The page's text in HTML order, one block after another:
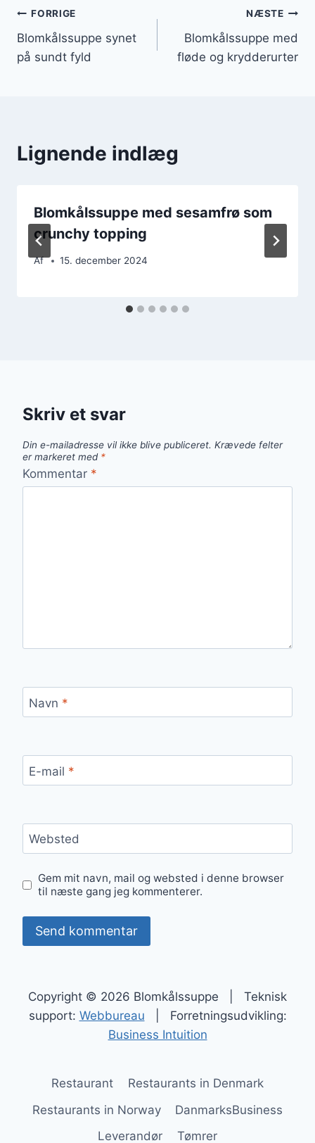
Indlægsnavigation
FORRIGE
Blomkålssuppe synet
på sundt fyld
NÆSTE
Blomkålssuppe med
fløde og krydderurter
Lignende indlæg
Blomkålssuppe med sesamfrø som
crunchy topping
Af 15. december 2024
Skriv et svar
Din e-mailadresse vil ikke blive publiceret. Krævede felter
er markeret med *
Kommentar *
Navn *
E-mail *
Websted
Gem mit navn, mail og websted i denne browser
til næste gang jeg kommenterer.
Copyright © 2026 Blomkålssuppe | Teknisk
support: Webbureau | Forretningsudvikling:
Business Intuition
Restaurant
Restaurants in Denmark
Restaurants in Norway
DanmarksBusiness
Leverandør
Tømrer